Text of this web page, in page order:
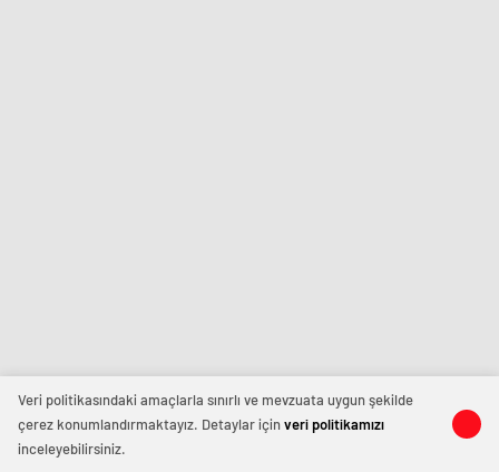
Veri politikasındaki amaçlarla sınırlı ve mevzuata uygun şekilde
çerez konumlandırmaktayız. Detaylar içinveri politikamızı
inceleyebilirsiniz.